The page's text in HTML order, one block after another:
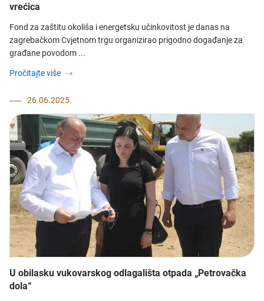
vrećica
​Fond za zaštitu okoliša i energetsku učinkovitost je danas na
zagrebačkom Cvjetnom trgu organizirao prigodno događanje za
građane povodom ...
Pročitajte više
26.06.2025.
U obilasku vukovarskog odlagališta otpada „Petrovačka
dola“